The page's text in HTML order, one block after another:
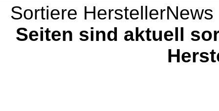
Sortiere
Seiten sind aktuell